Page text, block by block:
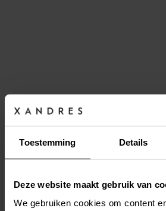
Toestemming Details
Deze website maakt gebruik van
We gebruiken cookies om content